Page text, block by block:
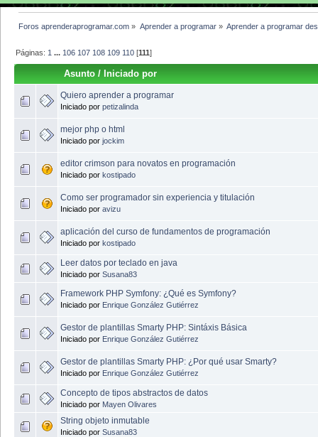
Foros aprenderaprogramar.com » Aprender a programar» Aprender a programar
Páginas: 1 ... 106 107 108 109 110 [111]
Asunto /Iniciado por
Quiero aprender a programar
Iniciado por petizalinda
mejor php o html
Iniciado por jockim
editor crimson para novatos en programación
Iniciado por kostipado
Como ser programador sin experiencia y titulación
Iniciado por avizu
aplicación del curso de fundamentos de programación
Iniciado por kostipado
Leer datos por teclado en java
Iniciado por Susana83
Framework PHP Symfony: ¿Qué es Symfony?
Iniciado por Enrique González Gutiérrez
Gestor de plantillas Smarty PHP: Sintáxis Básica
Iniciado por Enrique González Gutiérrez
Gestor de plantillas Smarty PHP: ¿Por qué usar Smarty?
Iniciado por Enrique González Gutiérrez
Concepto de tipos abstractos de datos
Iniciado por Mayen Olivares
String objeto inmutable
Iniciado por Susana83